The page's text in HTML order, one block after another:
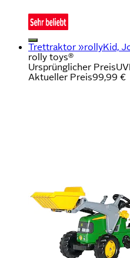
Trettraktor »rollyKid,
rolly toys®
Ursprünglicher Preis
Aktueller Preis99,99 €